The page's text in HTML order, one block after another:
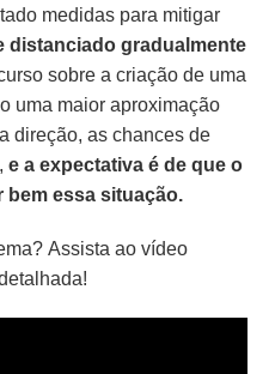
medidas para mitigar
distanciado gradualmente
sobre a criação de uma
uma maior aproximação
direção, as chances de
e a expectativa é de que o
essa situação.
Assista ao vídeo